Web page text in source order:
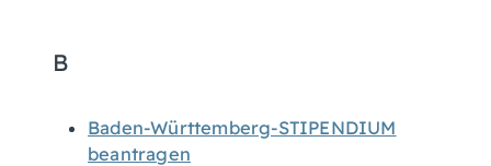
B
Baden-Württemberg-STIPENDIUM
beantragen